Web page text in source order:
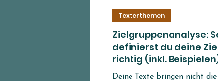
Zielgruppenanalyse:
definierst du deine
richtig (inkl.
Deine Texte bringen nicht die
Texterthemen